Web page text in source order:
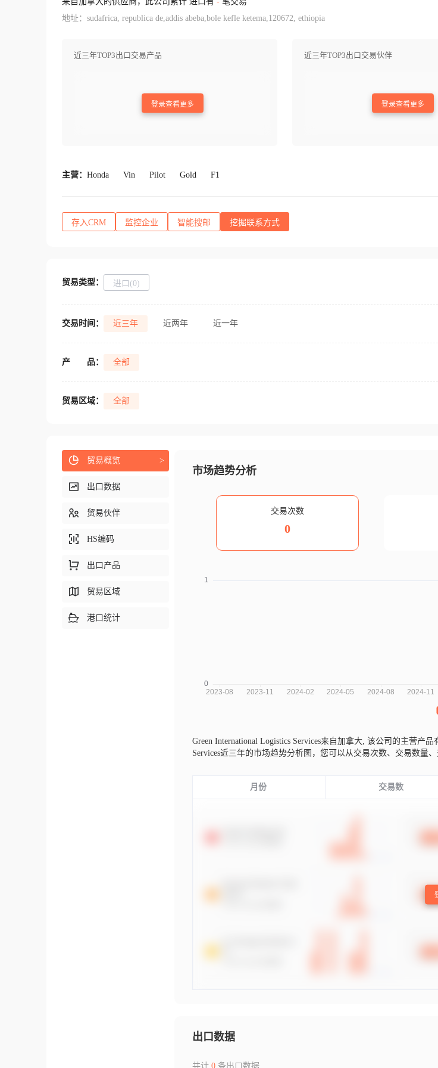
地址：sudafrica, republica de,addis abeba,bole kefle ketema,120672, ethiopia
近三年TOP3出口交易产品
登录查看更多
近三年TOP3出口交易伙伴
登录查看更多
主营： Honda Vin Pilot Gold F1
存入CRM 监控企业 智能搜邮 挖掘联系方式
贸易类型： 进口(0)
交易时间： 近三年 近两年 近一年
产 品： 全部
贸易区域： 全部
市场趋势分析
交易次数
0
Green International Logistics Services来自加拿大, 该公司的主营产品
Services近三年的市场趋势分析图，您可以从交易次数、交易数量
月份 交易数
出口数据
共计 0条出口数据
贸易概览 >
出口数据
贸易伙伴
HS编码
出口产品
贸易区域
港口统计